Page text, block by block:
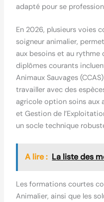
adapté pour se
En 2026, plusieurs voies
soigneur animalier,
aux besoins et au rythme
diplômes courants
Animaux Sauvages
travailler avec des
agricole option soins aux
et Gestion de
un socle technique
A lire : La liste des
Les formations courtes
Animalier, ainsi que les